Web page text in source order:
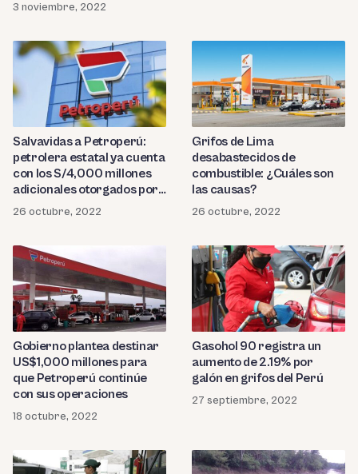
3 noviembre, 2022
Salvavidas a Petroperú:
petrolera estatal ya cuenta
con los S/4,000 millones
adicionales otorgados por
el Gobierno
26 octubre, 2022
Grifos de Lima
desabastecidos de
combustible: ¿Cuáles son
las causas?
26 octubre, 2022
Gobierno plantea destinar
US$1,000 millones para
que Petroperú continúe
con sus operaciones
18 octubre, 2022
Gasohol 90 registra un
aumento de 2.19% por
galón en grifos del Perú
27 septiembre, 2022